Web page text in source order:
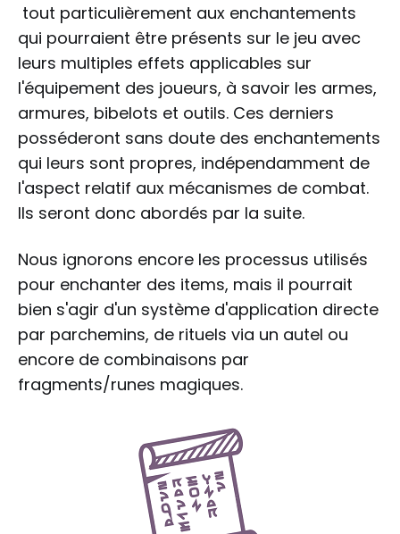
tout particulièrement aux enchantements
qui pourraient être présents sur le jeu avec
leurs multiples effets applicables sur
l'équipement des joueurs, à savoir les armes,
armures, bibelots et outils. Ces derniers
posséderont sans doute des enchantements
qui leurs sont propres, indépendamment de
l'aspect relatif aux mécanismes de combat.
Ils seront donc abordés par la suite.
Nous ignorons encore les processus utilisés
pour enchanter des items, mais il pourrait
bien s'agir d'un système d'application directe
par parchemins, de rituels via un autel ou
encore de combinaisons par
fragments/runes magiques.